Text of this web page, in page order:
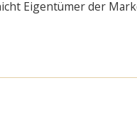
Eigentümer der